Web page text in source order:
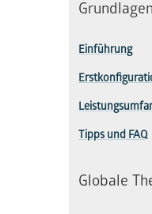
Grundlagen
Einführung
Tipps und FAQ
Globale